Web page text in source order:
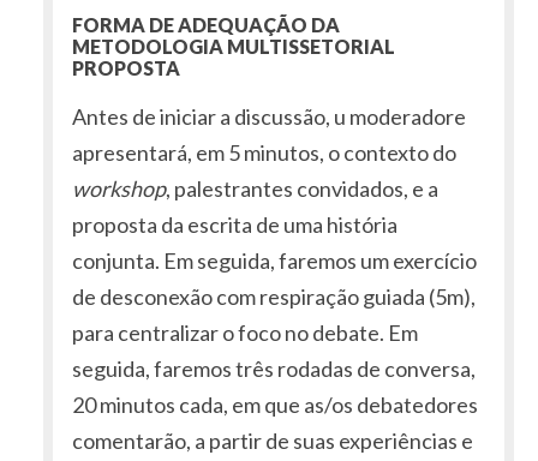
FORMA DE ADEQUAÇÃO DA
METODOLOGIA MULTISSETORIAL
PROPOSTA
Antes de iniciar a discussão, u moderadore
apresentará, em 5 minutos, o contexto do
workshop, palestrantes convidados, e a
proposta da escrita de uma história
conjunta. Em seguida, faremos um exercício
de desconexão com respiração guiada (5m),
para centralizar o foco no debate. Em
seguida, faremos três rodadas de conversa,
20 minutos cada, em que as/os debatedores
comentarão, a partir de suas experiências e